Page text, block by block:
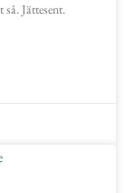
Jättesent.